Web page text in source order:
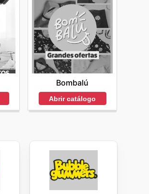
Bombalú
Abrir catálogo